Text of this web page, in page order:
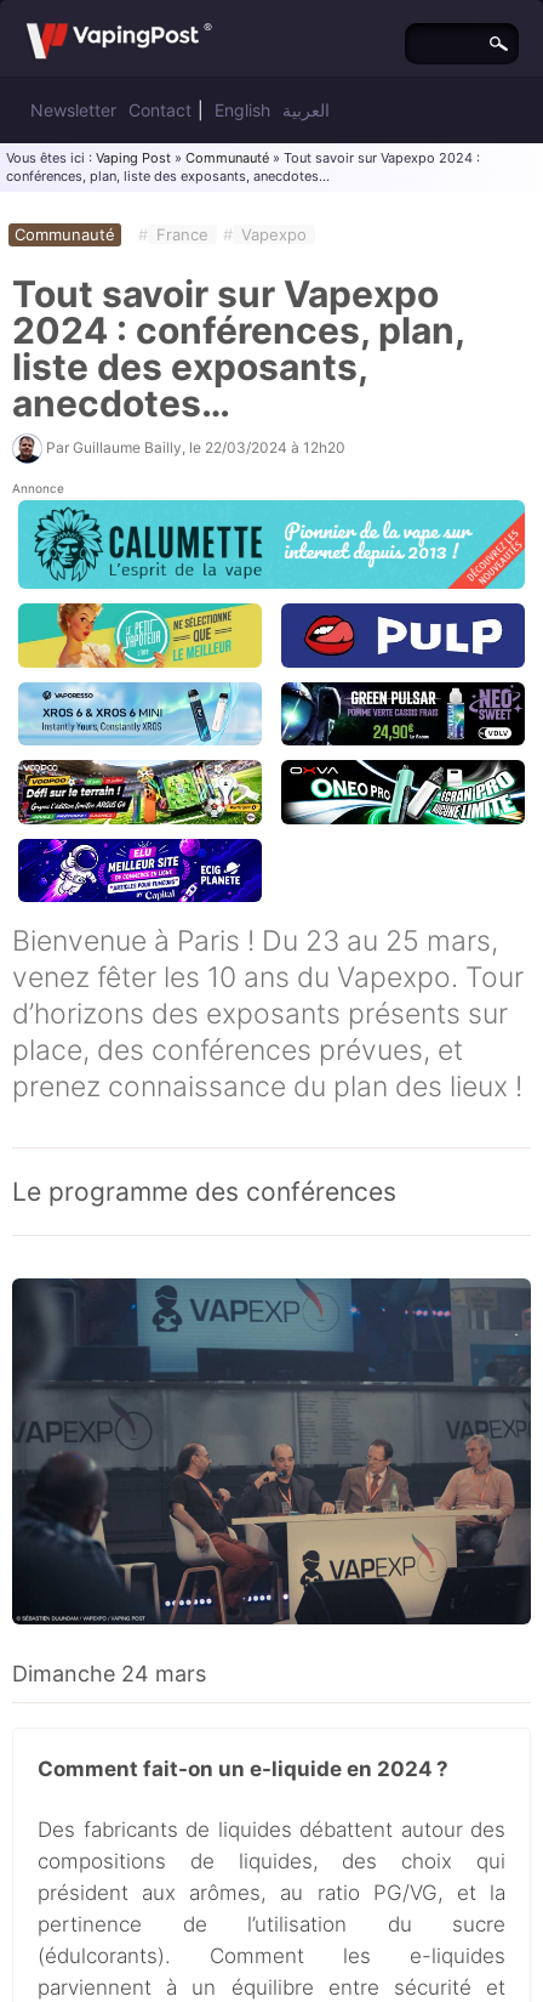
Newsletter Contact English العربية
Vous êtes ici : Vaping Post » Communauté » Tout savoir sur Vapexpo 2024 :
conférences, plan, liste des exposants, anecdotes…
Communauté # France # Vapexpo
Tout savoir sur Vapexpo
2024 : conférences, plan,
liste des exposants,
anecdotes…
Par Guillaume Bailly , le 22/03/2024 à 12h20
Annonce
Bienvenue à Paris ! Du 23 au 25 mars,
venez fêter les 10 ans du Vapexpo. Tour
d’horizons des exposants présents sur
place, des conférences prévues, et
prenez connaissance du plan des lieux !
Le programme des conférences
Dimanche 24 mars
Comment fait-on un e-liquide en 2024 ?
Des fabricants de liquides débattent autour des
compositions de liquides, des choix qui
président aux arômes, au ratio PG/VG, et la
pertinence de l’utilisation du sucre
(édulcorants). Comment les e-liquides
parviennent à un équilibre entre sécurité et